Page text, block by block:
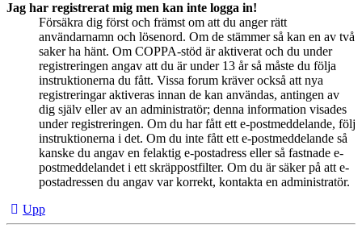
Jag har registrerat mig men kan inte logga in!
Försäkra dig först och främst om att du anger rätt
användarnamn och lösenord. Om de stämmer så kan en av två
saker ha hänt. Om COPPA-stöd är aktiverat och du under
registreringen angav att du är under 13 år så måste du följa
instruktionerna du fått. Vissa forum kräver också att nya
registreringar aktiveras innan de kan användas, antingen av
dig själv eller av an administratör; denna information visades
under registreringen. Om du har fått ett e-postmeddelande, följ
instruktionerna i det. Om du inte fått ett e-postmeddelande så
kanske du angav en felaktig e-postadress eller så fastnade e-
postmeddelandet i ett skräppostfilter. Om du är säker på att e-
postadressen du angav var korrekt, kontakta en administratör.
Upp